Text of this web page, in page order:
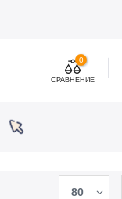
0
СРАВНЕНИЕ
80